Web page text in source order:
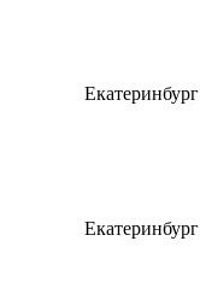
Екатеринбург
Екатеринбург